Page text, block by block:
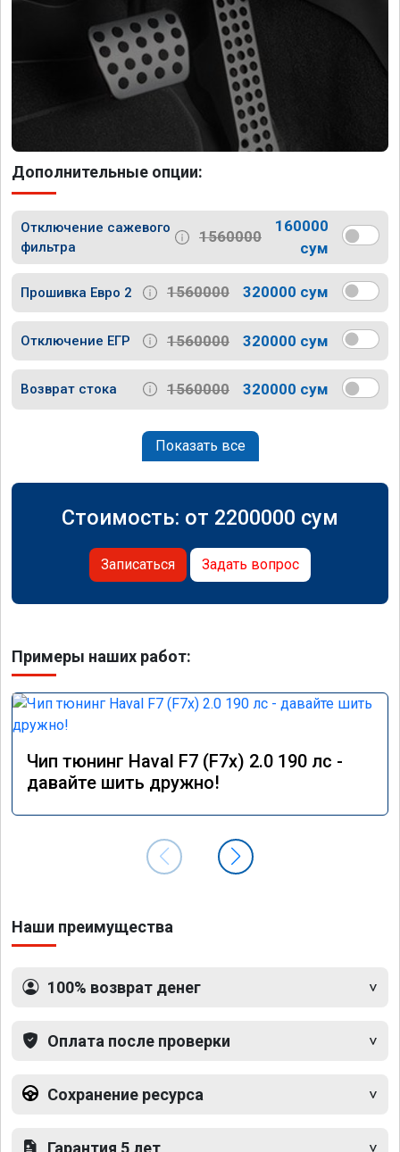
Дополнительные опции:
Отключение сажевого
фильтра
1560000
160000
сум
Прошивка Евро 2 1560000 320000 сум
Отключение ЕГР 1560000 320000 сум
Возврат стока 1560000 320000 сум
Показать все
Стоимость: от 2200000 сум
Записаться Задать вопрос
Примеры наших работ:
Чип тюнинг Haval F7 (F7x) 2.0 190 лс -
давайте шить дружно!
Наши преимущества
100% возврат денег
Оплата после проверки
Сохранение ресурса
Гарантия 5 лет